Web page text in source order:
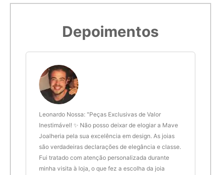
6cm 20
6,1cm
6,2cm
6,3cm 23
6,4cm 24
Depoimentos
Leonardo Nossa: "Peças Exclusivas de Valor
Inestimável! ✨ Não posso deixar de elogiar a Mave
Joalheria pela sua excelência em design. As joias
são verdadeiras declarações de elegância e classe.
Fui tratado com atenção personalizada durante
minha visita à loja, o que fez a escolha da joia